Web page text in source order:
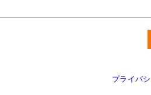
プライバ